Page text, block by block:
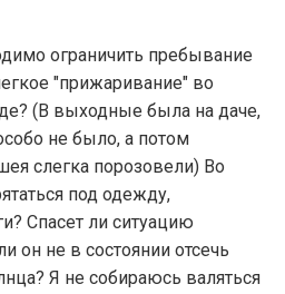
ограничить пребывание
"прижаривание" во
(В выходные была на даче,
не было, а потом
слегка порозовели) Во
под одежду,
Спасет ли ситуацию
он не в состоянии отсечь
Я не собираюсь валяться